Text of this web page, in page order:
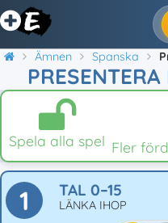
Ämnen Spanska
Spela alla spel Fler
1 TAL 0–15
LÄNKA IHOP